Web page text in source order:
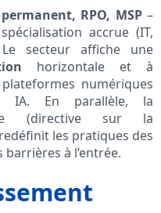
RPO, MSP–
accrue (IT,
secteur affiche une
horizontale et à
numériques
IA. En parallèle, la
(directive sur la
les pratiques des
à l’entrée.